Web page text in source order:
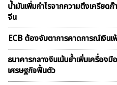
น้ำมันเพิ่มกำไรจากความตึงเครียด
จีน
ECB ต้องจับตาการคาดการณ์เงิน
ธนาคารกลางจีนเน้นย้ำเพิ่มเครื่อง
เศรษฐกิจฟื้นตัว